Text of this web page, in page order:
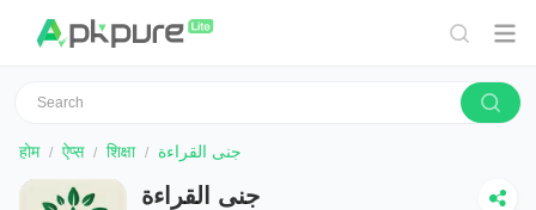
होम ऐप्स शिक्षा جنى القراءة
جنى القراءة